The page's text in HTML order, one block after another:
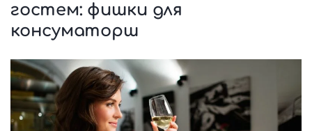
гостем: фишки для
консуматорш